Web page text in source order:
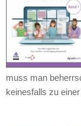
muss man
keinesfalls zu